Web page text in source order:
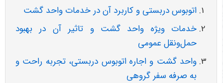
اتوبوس دربستی و کاربرد آن در خدمات واحد گشت
خدمات ویژه واحد گشت و تاثیر آن در بهبود
حمل‌ونقل عمومی
واحد گشت و اجاره اتوبوس دربستی، تجربه راحت و
به صرفه سفر گروهی